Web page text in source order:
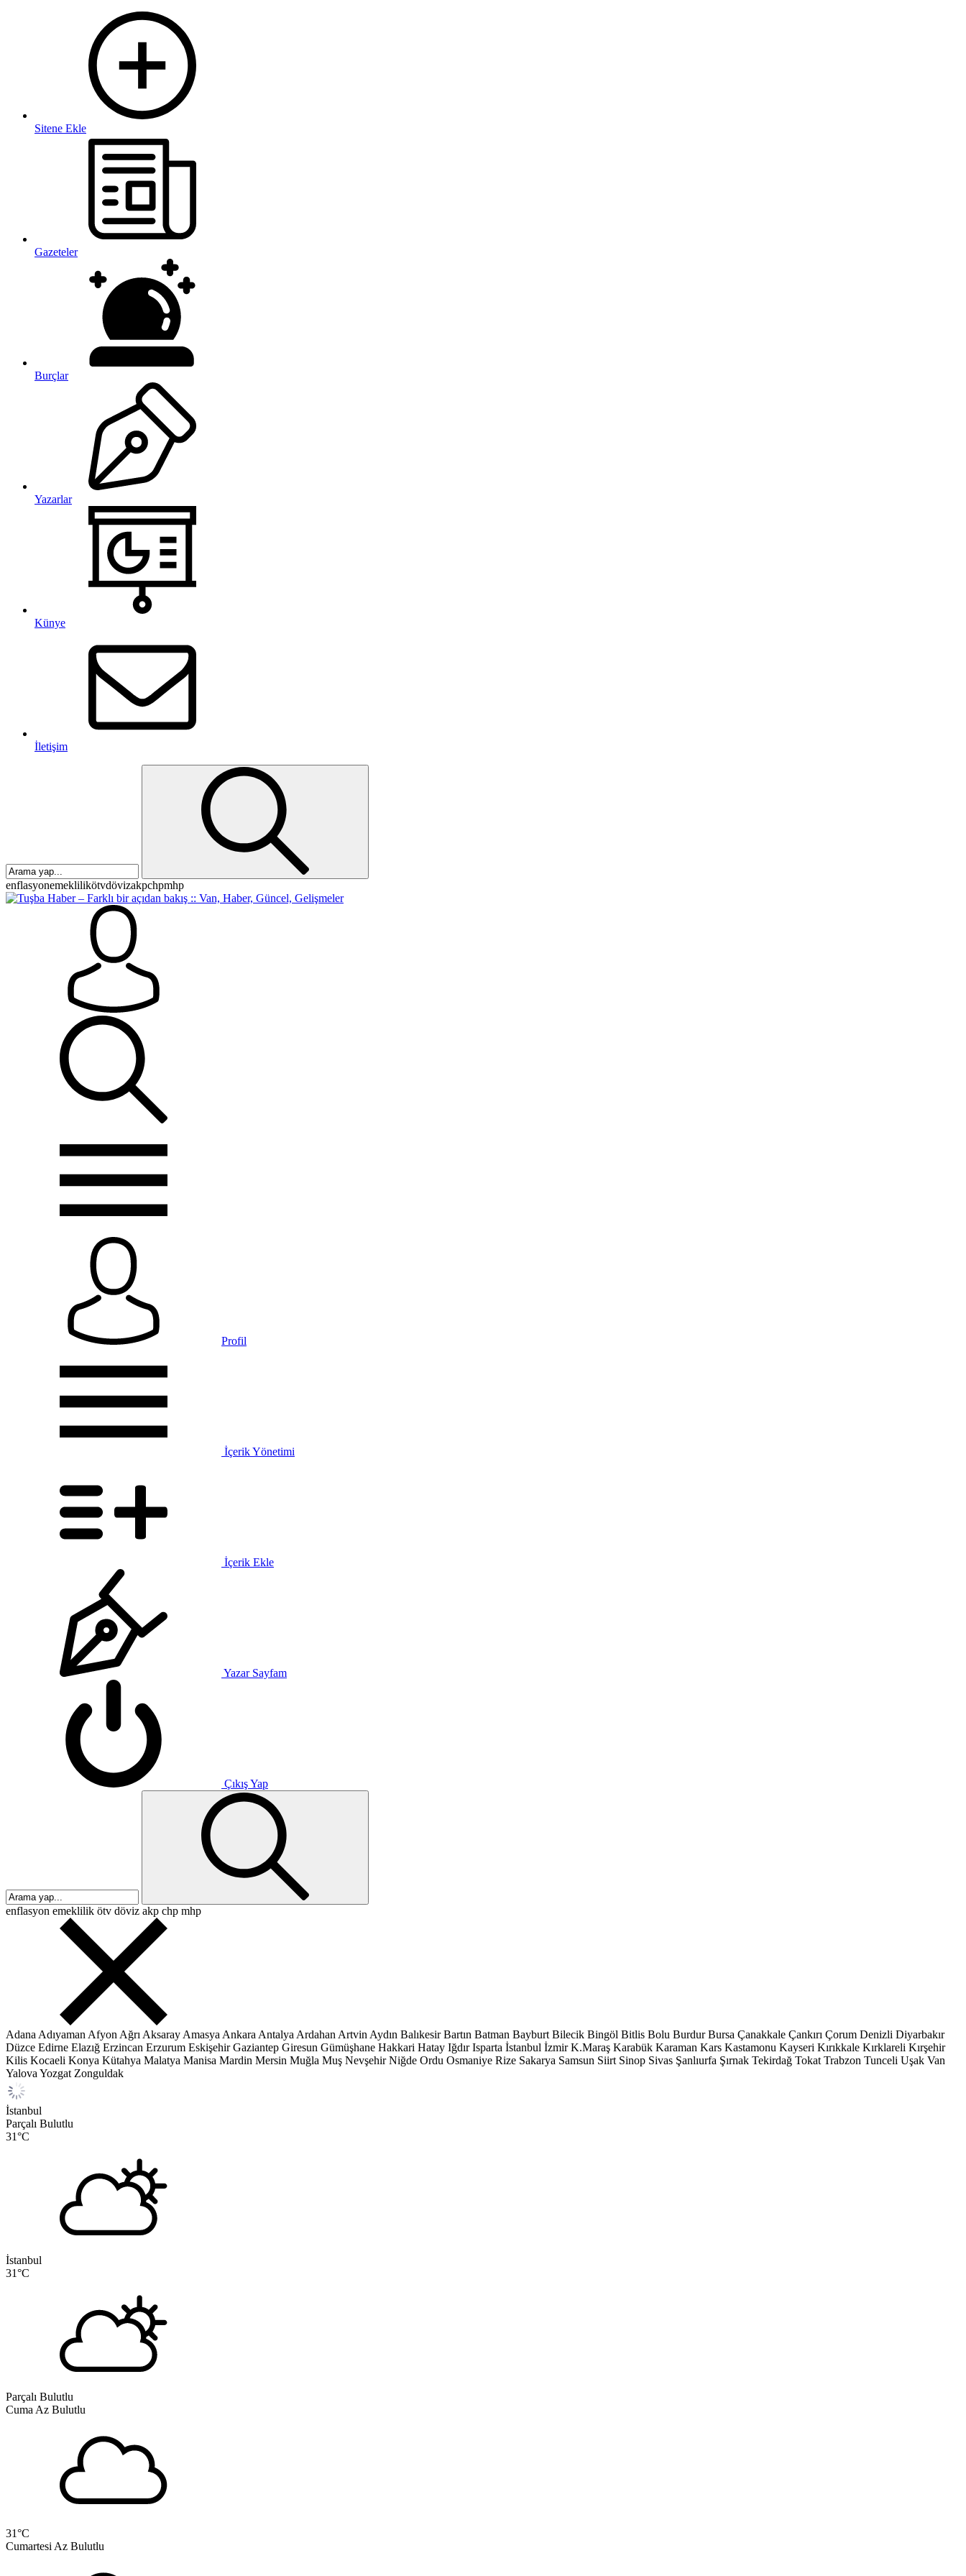
Sitene Ekle
Gazeteler
Burçlar
Yazarlar
Künye
İletişim
enflasyonemeklilikötvdövizakpchpmhp
Profil
İçerik Yönetimi
İçerik Ekle
Yazar Sayfam
Çıkış Yap
enflasyon emeklilik ötv döviz akp chp mhp
Adana Adıyaman Afyon Ağrı Aksaray Amasya Ankara Antalya Ardahan Artvin Aydın Balıkesir Bartın Batman Bayburt Bilecik Bingöl Bitlis Bolu Burdur Bursa Çanakkale Çankırı Çorum Denizli Diyarbakır
Düzce Edirne Elazığ Erzincan Erzurum Eskişehir Gaziantep Giresun Gümüşhane Hakkari Hatay Iğdır Isparta İstanbul İzmir K.Maraş Karabük Karaman Kars Kastamonu Kayseri Kırıkkale Kırklareli Kırşehir
Kilis Kocaeli Konya Kütahya Malatya Manisa Mardin Mersin Muğla Muş Nevşehir Niğde Ordu Osmaniye Rize Sakarya Samsun Siirt Sinop Sivas Şanlıurfa Şırnak Tekirdağ Tokat Trabzon Tunceli Uşak Van
Yalova Yozgat Zonguldak
İstanbul
Parçalı Bulutlu
31°C
İstanbul
31°C
Parçalı Bulutlu
Cuma Az Bulutlu
31°C
Cumartesi Az Bulutlu